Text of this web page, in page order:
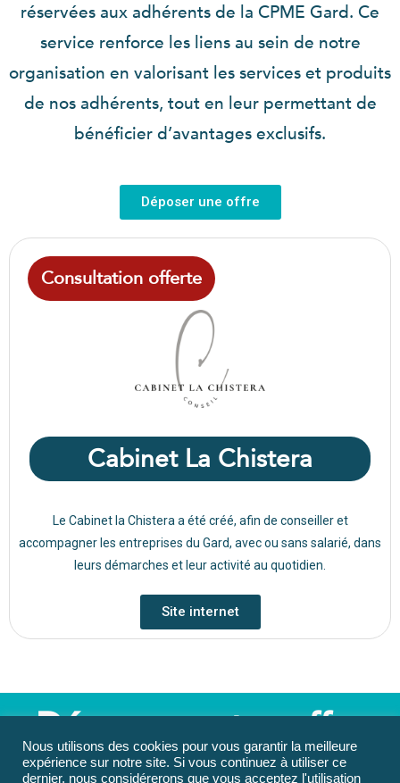
réservées aux adhérents de la CPME Gard. Ce
service renforce les liens au sein de notre
organisation en valorisant les services et produits
de nos adhérents, tout en leur permettant de
bénéficier d’avantages exclusifs.
Déposer une offre
Consultation offerte
Cabinet La Chistera
Le Cabinet la Chistera a été créé, afin de conseiller et
accompagner les entreprises du Gard, avec ou sans salarié, dans
leurs démarches et leur activité au quotidien.
Site internet
Déposez votre offre
Nous utilisons des cookies pour vous garantir la meilleure
expérience sur notre site. Si vous continuez à utiliser ce
dernier, nous considérerons que vous acceptez l'utilisation